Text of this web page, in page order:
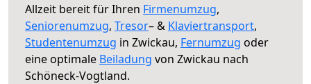
Allzeit bereit für Ihren Firmenumzug,
Seniorenumzug, Tresor– & Klaviertransport,
Studentenumzug in Zwickau, Fernumzug oder
eine optimale Beiladung von Zwickau nach
Schöneck-Vogtland.